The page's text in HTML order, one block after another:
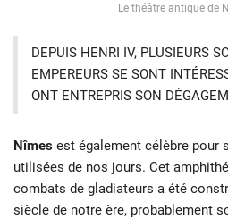
Le théâtre antique de
DEPUIS HENRI IV, PLUSIEURS
EMPEREURS SE SONT
ONT ENTREPRIS SON
Nîmes est également célèbre pour
utilisées de nos jours. Cet
combats de gladiateurs a été
siècle de notre ère, probablement